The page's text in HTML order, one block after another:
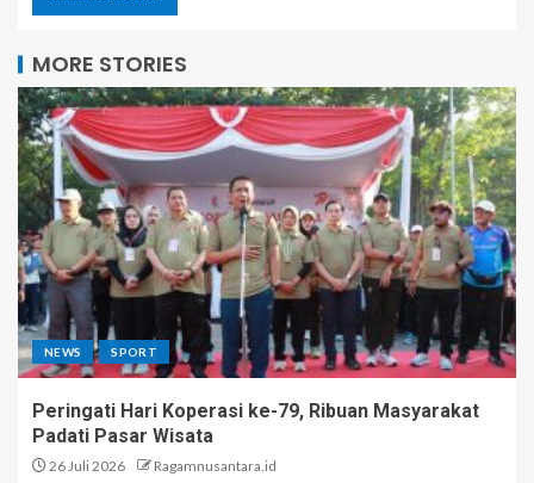
MORE STORIES
NEWS SPORT
Peringati Hari Koperasi ke-79, Ribuan Masyarakat
Padati Pasar Wisata
26 Juli 2026 Ragamnusantara.id